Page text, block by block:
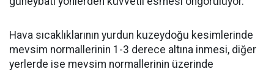
Hava sıcaklıklarının yurdun kuzeydoğu kesimlerinde
mevsim normallerinin 1-3 derece altına inmesi, diğer
yerlerde ise mevsim normallerinin üzerinde